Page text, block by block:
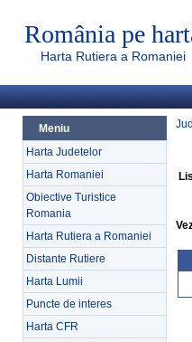
România pe
Harta Rutiera a Romaniei
Meniu
Harta Judetelor
Harta Romaniei
Obiective Turistice
Romania
Harta Rutiera a Romaniei
Distante Rutiere
Harta Lumii
Puncte de interes
Harta CFR